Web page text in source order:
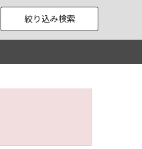
English
한국어
絞り込み検索